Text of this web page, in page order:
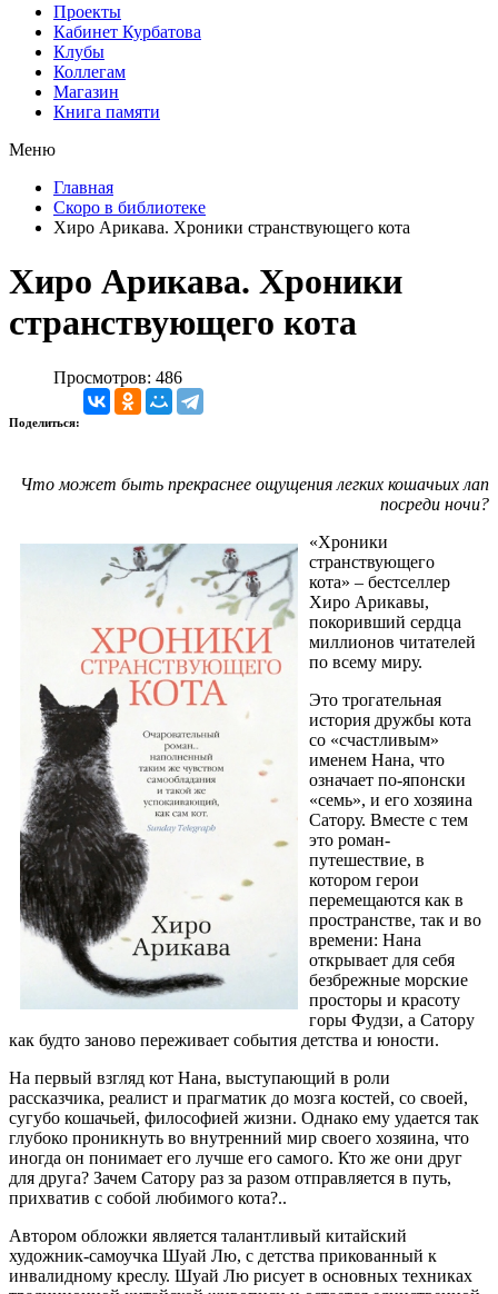
Проекты
Кабинет Курбатова
Клубы
Коллегам
Магазин
Книга памяти
Меню
Главная
Скоро в библиотеке
Хиро Арикава. Хроники странствующего кота
Хиро Арикава. Хроники
странствующего кота
Просмотров: 486
Поделиться:
Что может быть прекраснее ощущения легких кошачьих лап
посреди ночи?
«Хроники
странствующего
кота» – бестселлер
Хиро Арикавы,
покоривший сердца
миллионов читателей
по всему миру.
Это трогательная
история дружбы кота
со «счастливым»
именем Нана, что
означает по-японски
«семь», и его хозяина
Сатору. Вместе с тем
это роман-
путешествие, в
котором герои
перемещаются как в
пространстве, так и во
времени: Нана
открывает для себя
безбрежные морские
просторы и красоту
горы Фудзи, а Сатору
как будто заново переживает события детства и юности.
На первый взгляд кот Нана, выступающий в роли
рассказчика, реалист и прагматик до мозга костей, со своей,
сугубо кошачьей, философией жизни. Однако ему удается так
глубоко проникнуть во внутренний мир своего хозяина, что
иногда он понимает его лучше его самого. Кто же они друг
для друга? Зачем Сатору раз за разом отправляется в путь,
прихватив с собой любимого кота?..
Автором обложки является талантливый китайский
художник-самоучка Шуай Лю, с детства прикованный к
инвалидному креслу. Шуай Лю рисует в основных техниках